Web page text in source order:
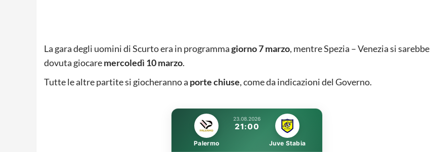
La gara degli uomini di Scurto era in programmagiorno 7 marzo, mentre Spezia – Venezia si sarebbe
dovuta giocaremercoledì 10 marzo.
Tutte le altre partite si giocheranno a portechiuse, come da indicazioni del Governo.
23.08.2026
21:00
Palermo Juve Stabia